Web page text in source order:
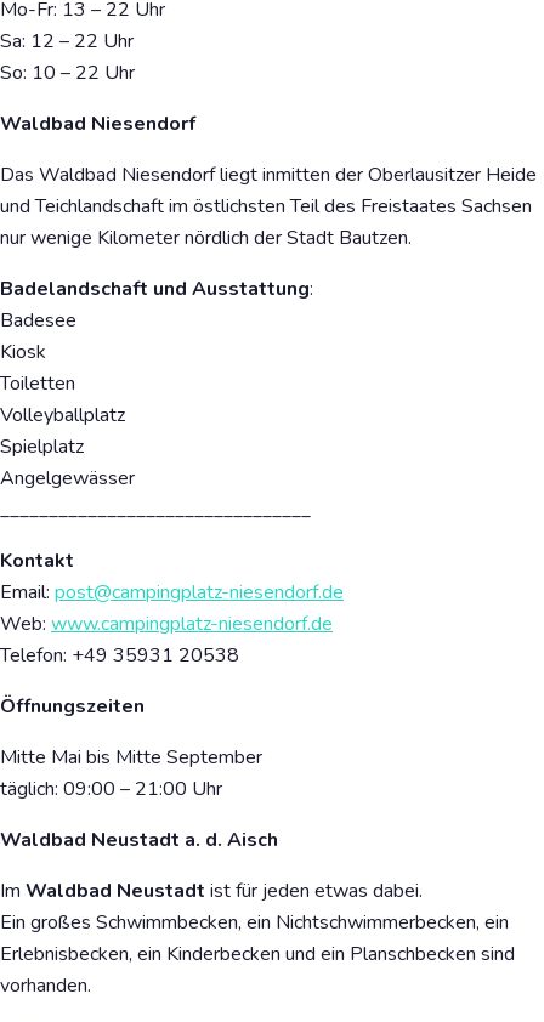
Mo-Fr: 13 – 22 Uhr
Sa: 12 – 22 Uhr
So: 10 – 22 Uhr
Waldbad Niesendorf
Das Waldbad Niesendorf liegt inmitten der Oberlausitzer Heide
und Teichlandschaft im östlichsten Teil des Freistaates Sachsen
nur wenige Kilometer nördlich der Stadt Bautzen.
Badelandschaft und Ausstattung:
Badesee
Kiosk
Toiletten
Volleyballplatz
Spielplatz
Angelgewässer
________________________________
Kontakt
Email: post@campingplatz-niesendorf.de
Web: www.campingplatz-niesendorf.de
Telefon: +49 35931 20538
Öffnungszeiten
Mitte Mai bis Mitte September
täglich: 09:00 – 21:00 Uhr
Waldbad Neustadt a. d. Aisch
Im Waldbad Neustadt ist für jeden etwas dabei.
Ein großes Schwimmbecken, ein Nichtschwimmerbecken, ein
Erlebnisbecken, ein Kinderbecken und ein Planschbecken sind
vorhanden.